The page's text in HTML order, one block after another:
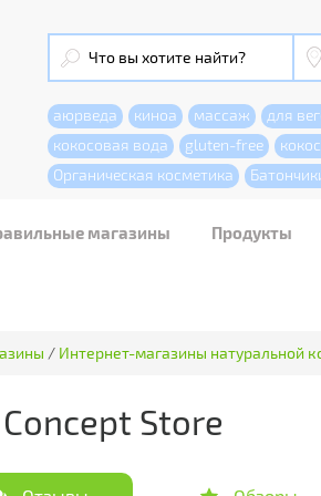
аюрведа киноа массаж для
кокосовая вода
gluten-free
Органическая косметика
магазины Продукты
/ Интернет-магазины натуральной
Store